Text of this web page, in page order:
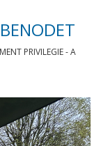
PRIVILEGIE - A